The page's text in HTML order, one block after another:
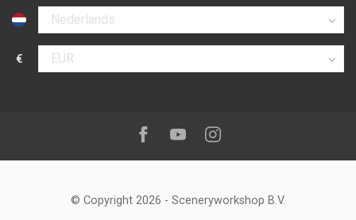
Selecteer taal
€
Selecteer valuta
Volg ons op:Facebook
YoutubeInstagram
© Copyright 2026 - Sceneryworkshop B.V.